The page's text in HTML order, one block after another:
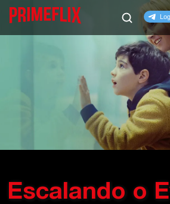
Escalando o